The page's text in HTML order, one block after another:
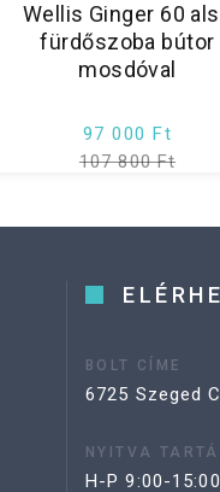
Wellis Ginger 60
fürdőszoba bútor
mosdóval
97 000 Ft
107 800 Ft
BOLT CÍME
6725 Szeged
NYITVA
H-P 9:00-15:00